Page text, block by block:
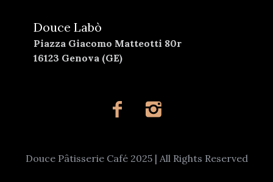
Douce Labò
Piazza Giacomo Matteotti 80r
16123 Genova (GE)
Douce Pâtisserie Café 2025 | All Rights Reserved